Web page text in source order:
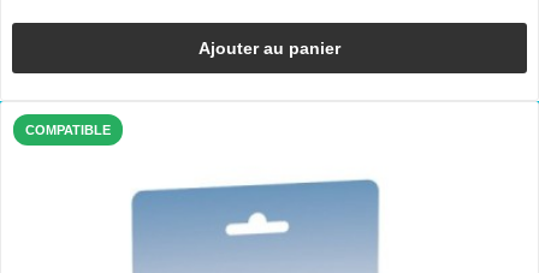
Ajouter au panier
COMPATIBLE